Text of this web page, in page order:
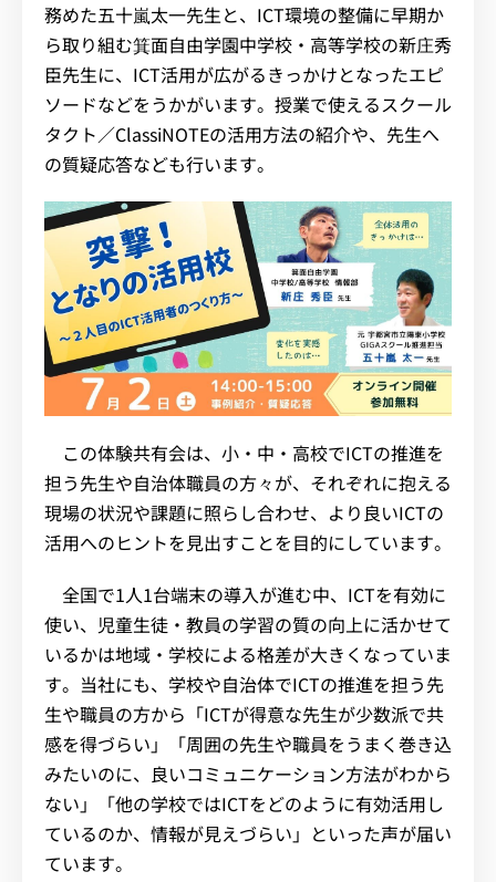
務めた五十嵐太一先生と、ICT環境の整備に早期か
ら取り組む箕面自由学園中学校・高等学校の新庄秀
臣先生に、ICT活用が広がるきっかけとなったエピ
ソードなどをうかがいます。授業で使えるスクール
タクト／ClassiNOTEの活用方法の紹介や、先生へ
の質疑応答なども行います。
この体験共有会は、小・中・高校でICTの推進を
担う先生や自治体職員の方々が、それぞれに抱える
現場の状況や課題に照らし合わせ、より良いICTの
活用へのヒントを見出すことを目的にしています。
全国で1人1台端末の導入が進む中、ICTを有効に
使い、児童生徒・教員の学習の質の向上に活かせて
いるかは地域・学校による格差が大きくなっていま
す。当社にも、学校や自治体でICTの推進を担う先
生や職員の方から「ICTが得意な先生が少数派で共
感を得づらい」「周囲の先生や職員をうまく巻き込
みたいのに、良いコミュニケーション方法がわから
ない」「他の学校ではICTをどのように有効活用し
ているのか、情報が見えづらい」といった声が届い
ています。